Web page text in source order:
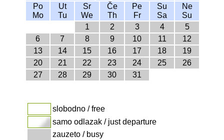
Po
Mo
Ut
Tu
Sr
We
Če
Th
Pe
Fr
Su
Sa
Ne
Su
1
2 3 4
5
6
7 8 9 10 11
12
13
14 15 16 17 18
19
20
21 22 23 24 25
26
27
28 29 30 31
slobodno / free
samo odlazak / just departure
zauzeto / busy